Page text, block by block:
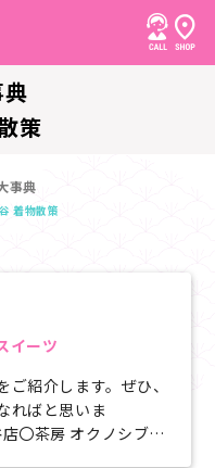
策
事典
着物散策
イーツ
紹介します。ぜひ、
ればと思いま
〇茶房 オクノシブヤ